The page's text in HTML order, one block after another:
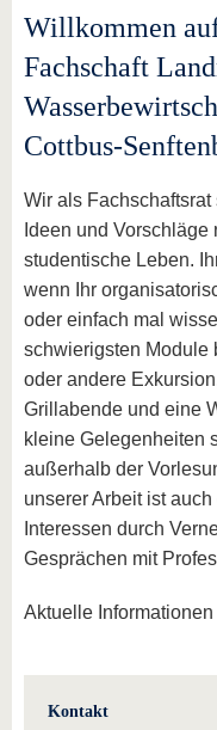
Willkommen
Fachschaft
Cottbus-
Wir als
Ideen und
studentische Leben.
wenn Ihr
oder einfach mal
schwierigsten Module
oder andere
Grillabende und eine
kleine Gelegenheiten
außerhalb der
unserer Arbeit ist
Interessen durch
Gesprächen mit
Aktuelle
Kontakt